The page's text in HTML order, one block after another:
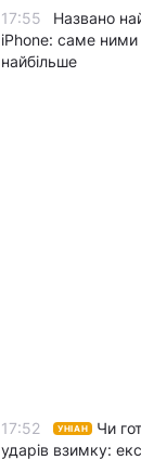
17:55
Названо
iPhone: саме ними
найбільше
17:52 УНІАН
Чи
ударів взимку: